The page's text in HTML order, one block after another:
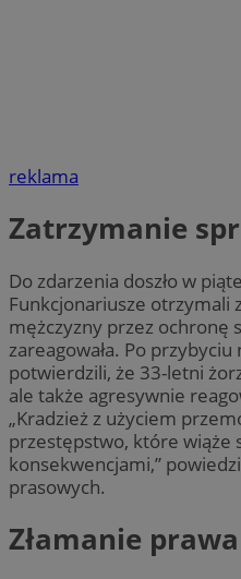
reklama
Zatrzymanie
Do zdarzenia doszło w
Funkcjonariusze otrzymali
mężczyzny przez ochronę
zareagowała. Po
potwierdzili, że 33-letni
ale także agresywnie
„Kradzież z użyciem
przestępstwo, które wiąże
konsekwencjami,”
prasowych.
Złamanie